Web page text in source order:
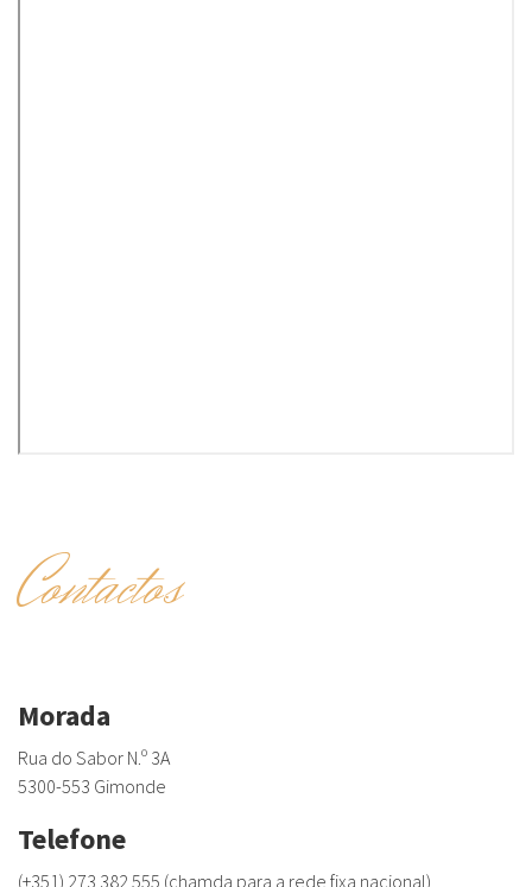
Contactos
Morada
Rua do Sabor N.º 3A
5300-553 Gimonde
Telefone
(+351) 273 382 555 (chamda para a rede fixa nacional)